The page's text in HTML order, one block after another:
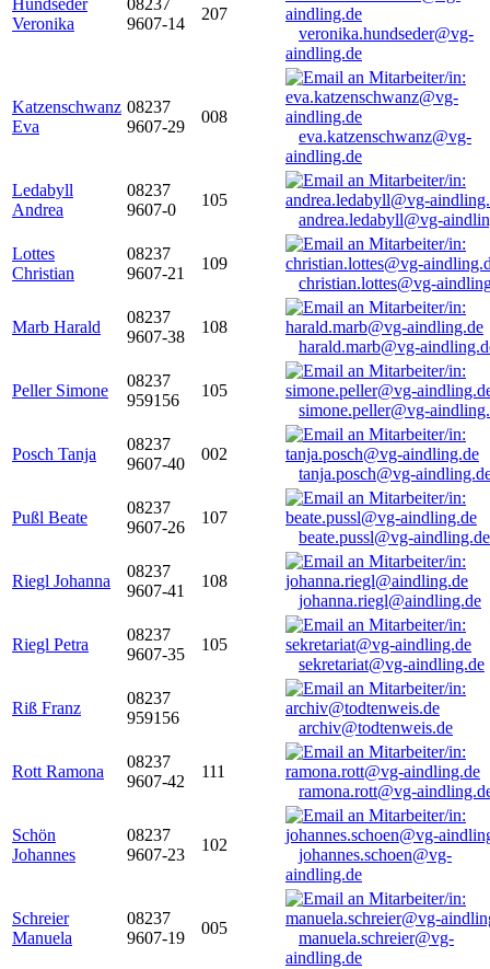
Hundseder
Veronika
08237
9607-14
207
veronika.hundseder@vg-
aindling.de
Katzenschwanz
Eva
08237
9607-29
008
eva.katzenschwanz@vg-
aindling.de
Ledabyll
Andrea
08237
9607-0
105
andrea.ledabyll@vg-
Lottes
Christian
08237
9607-21
109
christian.lottes@vg-
Marb Harald
08237
9607-38
108
harald.marb@vg-
Peller Simone
08237
959156
105
simone.peller@vg-
Posch Tanja
08237
9607-40
002
tanja.posch@vg-
Pußl Beate
08237
9607-26
107
beate.pussl@vg-aindling.de
Riegl Johanna
08237
9607-41
108
johanna.riegl@aindling.de
Riegl Petra
08237
9607-35
105
sekretariat@vg-aindling.de
Riß Franz
08237
959156
archiv@todtenweis.de
Rott Ramona
08237
9607-42
111
ramona.rott@vg-
Schön
Johannes
08237
9607-23
102
johannes.schoen@vg-
aindling.de
Schreier
Manuela
08237
9607-19
005
manuela.schreier@vg-
aindling.de